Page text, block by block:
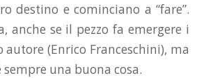
destino e cominciano a “fare”.
anche se il pezzo fa emergere i
(Enrico Franceschini), ma
una buona cosa.